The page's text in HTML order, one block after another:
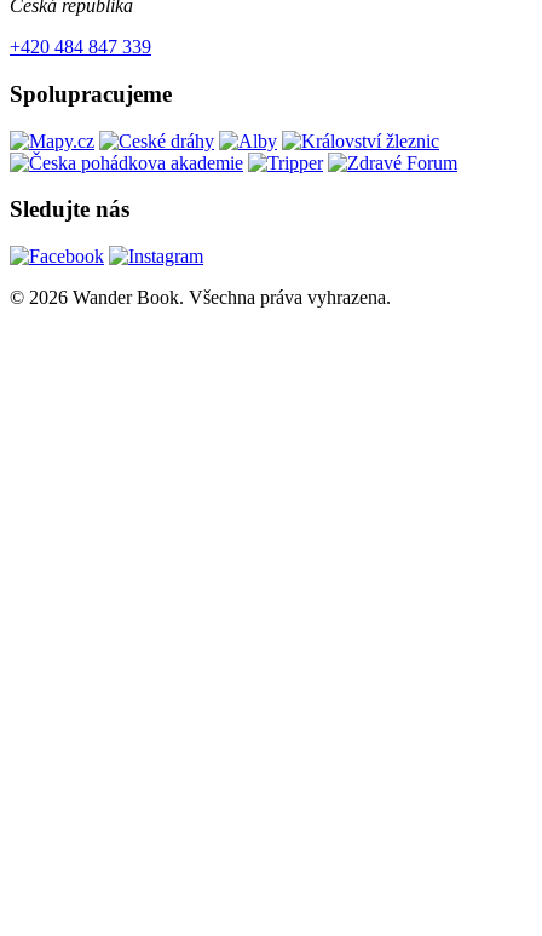
Česká republika
+420 484 847 339
Spolupracujeme
Sledujte nás
© 2026 Wander Book. Všechna práva vyhrazena.